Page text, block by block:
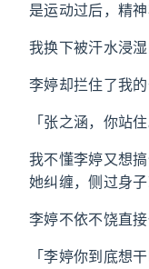
是运动过后，精
我换下被汗水浸
李婷却拦住了我的
「张之涵，你站住
我不懂李婷又想
她纠缠，侧过身子
李婷不依不饶直接
「李婷你到底想